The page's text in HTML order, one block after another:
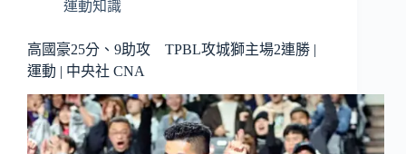
運動知識
高國豪25分、9助攻 TPBL攻城獅主場2連勝 |
運動 | 中央社 CNA